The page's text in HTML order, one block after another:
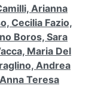
Arianna
Cecilia Fazio,
Boros, Sara
Maria Del
Andrea
Teresa